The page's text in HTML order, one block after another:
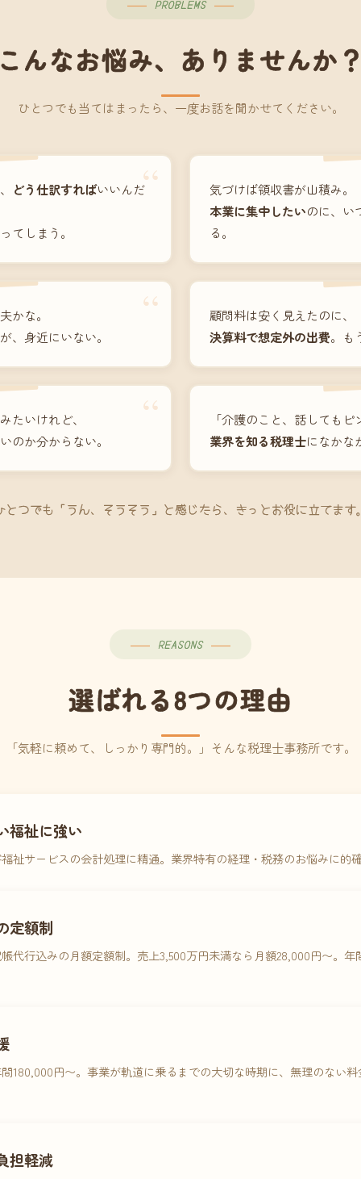
PROBLEMS
んなお悩み、ありませんか
ひとつでも当てはまったら、一度お話を聞かせてください。
“
どう仕訳すればいいんだ
てしまう。
気づけば領収書が山積み。
本業に集中したいのに、い
る。
“
かな。
、身近にいない。
顧問料は安く見えたのに、
決算料で想定外の出費。も
“
たいけれど、
のか分からない。
「介護のこと、話しても
業界を知る税理士になかな
とつでも「うん、そうそう」と感じたら、きっとお役に立てます
REASONS
選ばれる8つの理由
「気軽に頼めて、しっかり専門的。」そんな税理士事務所です。
福祉に強い
祉サービスの会計処理に精通。業界特有の経理・税務のお悩みに的
定額制
代行込みの月額定額制。売上3,500万円未満なら月額28,000円〜。
180,000円〜。事業が軌道に乗るまでの大切な時期に、無理のない
担軽減